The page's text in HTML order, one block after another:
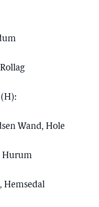
Wand, Hole
Hurum
Hemsedal